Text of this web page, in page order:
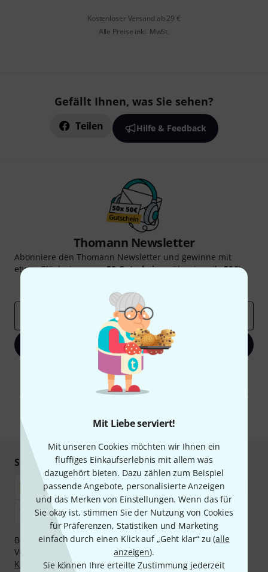
Mit Liebe serviert!
Mit unseren Cookies möchten wir Ihnen ein
fluffiges Einkaufserlebnis mit allem was
dazugehört bieten. Dazu zählen zum Beispiel
passende Angebote, personalisierte Anzeigen
und das Merken von Einstellungen. Wenn das für
Sie okay ist, stimmen Sie der Nutzung von Cookies
für Präferenzen, Statistiken und Marketing
einfach durch einen Klick auf „Geht klar“ zu (alle
anzeigen).
Sie können Ihre erteilte Zustimmung jederzeit
Kostenloser Versand ab 29 €
Alle Preise inkl. MwSt.
Gefällt Ihnen, was Sie sehen?
Teilen Hilfe & Feedback
Thomann Newsletter
Abonniere den Thomann Newsletter und gewinne mit
etwas Glück einen von50 Gutscheinenüber jeweils50€!
Jetzt anmelden
Mit Klick auf „Jetzt anmelden“ stimmen Sie dem Erhalt von E-Mail-
Werbung und einer Messung des E-Mail-Nutzungsverhaltens zu. Die
Abmeldung ist jederzeit möglich. Weitere Informationen finden Sie in
* Pflichtfeld
Sicher einkaufen & bezahlen
Bezahlen Sie vertraulich und sicher per Nachnahme,
Vorkasse, PayPal, Amazon Pay,Klarna Sofort bezahlen
Klarna Ratenzahlungoder Kreditkarte.